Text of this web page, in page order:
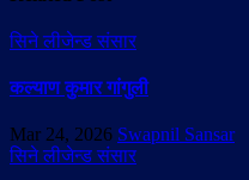
सिने लीजेन्ड संसार
कल्याण कुमार गांगुली
Mar 24, 2026 Swapnil Sansar
सिने लीजेन्ड संसार